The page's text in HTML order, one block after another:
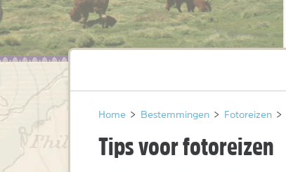
Home > Bestemmingen > Fotoreizen >
Tips voor fotoreizen